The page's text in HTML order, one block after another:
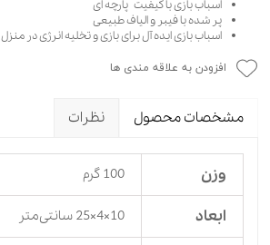
اسباب بازی با کیفیت پارچه ای
پر شده با فیبر و الیاف طبیعی
اسباب بازی ایده آل برای بازی و تخلیه انرژی در منزل
افزودن به علاقه مندی ها
مشخصات محصول نظرات
وزن 100 گرم
ابعاد 10×4×25 سانتی‌متر